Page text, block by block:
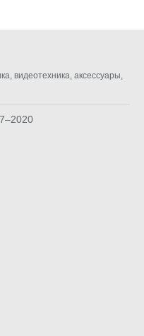
видеотехника, аксессуары,